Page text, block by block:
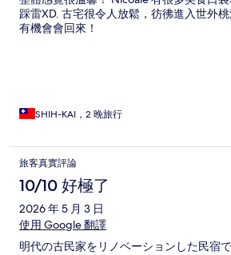
踩雷XD. 古宅很令人放鬆，彷彿進入世外
有機會會回來！
SHIH-KAI，2 晚旅行
旅客真實評論
10/10 好極了
2026 年 5 月 3 日
使用 Google 翻譯
明代の古民家をリノベーションした民宿